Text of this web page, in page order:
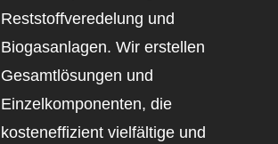
Reststoffveredelung und
Biogasanlagen. Wir erstellen
Gesamtlösungen und
Einzelkomponenten, die
kosteneffizient vielfältige und